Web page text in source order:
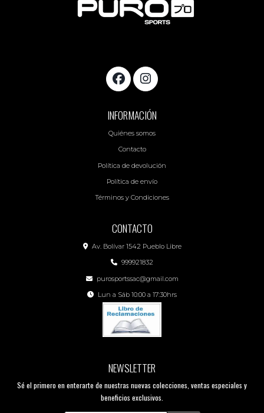
INFORMACIÓN
Quiénes somos
Contacto
Política de devolución
Política de envío
Términos y Condiciones
CONTACTO
Av. Bolívar 1542 Pueblo Libre
999921832
purosportssac@gmail.com
Lun a Sáb 10:00 a 17:30hrs
NEWSLETTER
Sé el primero en enterarte de nuestras nuevas colecciones, ventas especiales y
beneficios exclusivos.